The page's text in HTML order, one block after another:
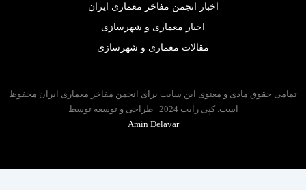
اخبار انجمن مفاخر معماری ایران
اخبار معماری و شهرسازی
مقالات معماری و شهرسازی
حقوق مادی و معنوی این سایت برای انجمن مفاخر معماری ایران محفوظ
است. کپی رایت 2024 | طراحی و توسعه توسط
Amin Delavar